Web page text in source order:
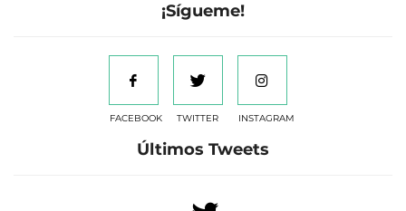
¡Sígueme!
FACEBOOK TWITTER INSTAGRAM
Últimos Tweets